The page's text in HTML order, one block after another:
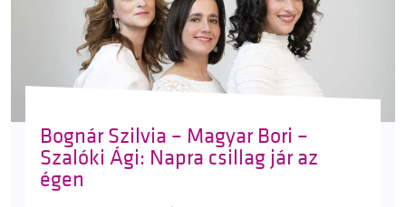
Bognár Szilvia – Magyar Bori –
Szalóki Ági: Napra csillag jár az
égen